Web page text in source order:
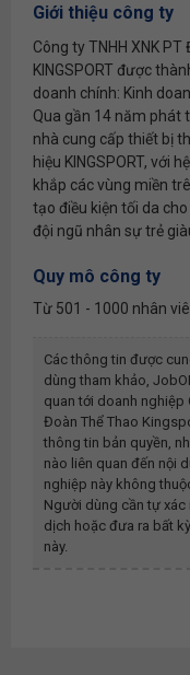
Giới thiệu công ty
Công ty TNHH XNK
KINGSPORT được
doanh chính: Kinh
Qua gần 14 năm phát
nhà cung cấp thiết bị
hiệu KINGSPORT, với
khắp các vùng miền
tạo điều kiện tối da
đội ngũ nhân sự trẻ
Quy mô công ty
Từ 501 - 1000 nhân
Các thông tin được
dùng tham khảo,
quan tới doanh nghiệp
Đoàn Thể Thao
thông tin bản quyền,
nào liên quan đến nội
nghiệp này không
Người dùng cần tự
dịch hoặc đưa ra bất
này.